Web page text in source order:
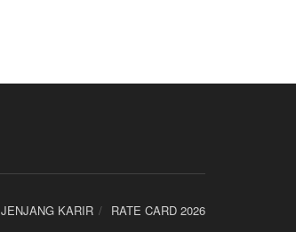
JENJANG KARIR RATE CARD 2026